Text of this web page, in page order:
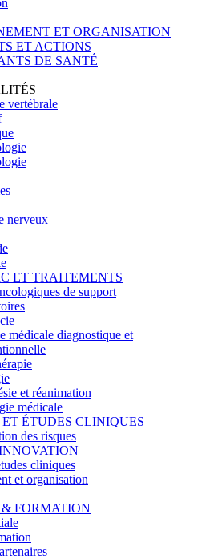
ET ORGANISATION
ET ACTIONS
DE SANTÉ
vertébrale
nerveux
ET TRAITEMENTS
de support
médicale diagnostique et
et réanimation
médicale
ET ÉTUDES CLINIQUES
des risques
cliniques
et organisation
FORMATION